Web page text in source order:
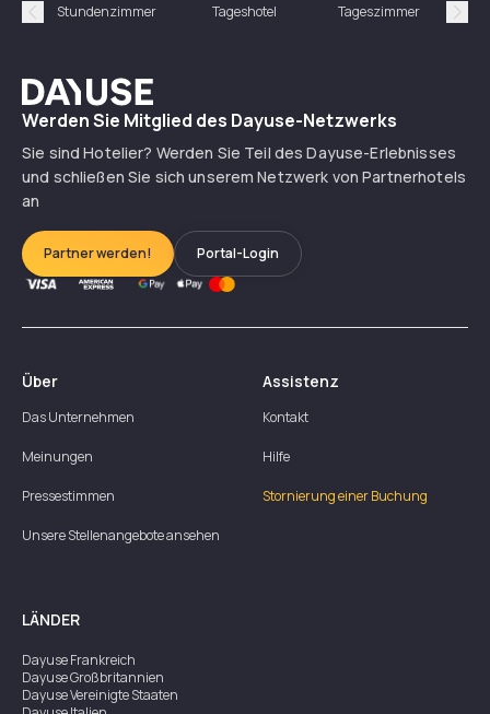
Précédent
Stundenzimmer Tageshotel Tageszimmer
Dayuse
Werden Sie Mitglied des Dayuse-Netzwerks
Sie sind Hotelier? Werden Sie Teil des Dayuse-Erlebnisses
und schließen Sie sich unserem Netzwerk von Partnerhotels
an
Partner werden! Portal-Login
Über
Das Unternehmen
Meinungen
Pressestimmen
Unsere Stellenangebote ansehen
Assistenz
Kontakt
Hilfe
Stornierung einer Buchung
LÄNDER
DayuseFrankreich
DayuseGroßbritannien
DayuseVereinigte Staaten